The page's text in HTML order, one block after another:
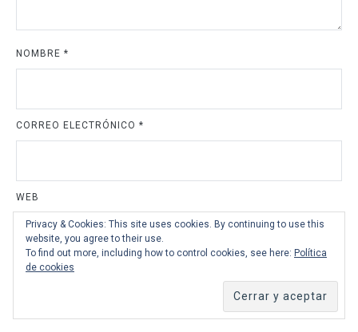
NOMBRE *
CORREO ELECTRÓNICO *
WEB
GUARDA MI NOMBRE, CORREO ELECTRÓNICO Y WEB EN ESTE
Privacy & Cookies: This site uses cookies. By continuing to use this
website, you agree to their use.
To find out more, including how to control cookies, see here: Política
de cookies